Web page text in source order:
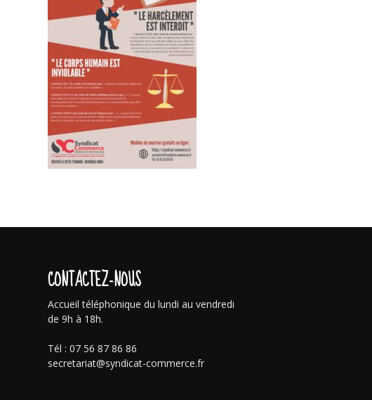
CONTACTEZ-NOUS
Accueil téléphonique du lundi au vendredi
de 9h à 18h.
Tél : 07 56 87 86 86
secretariat@syndicat-commerce.fr